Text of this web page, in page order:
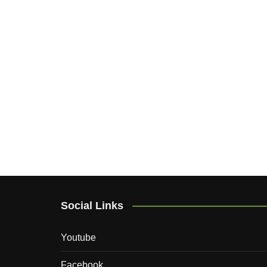
Social Links
Youtube
Facebook